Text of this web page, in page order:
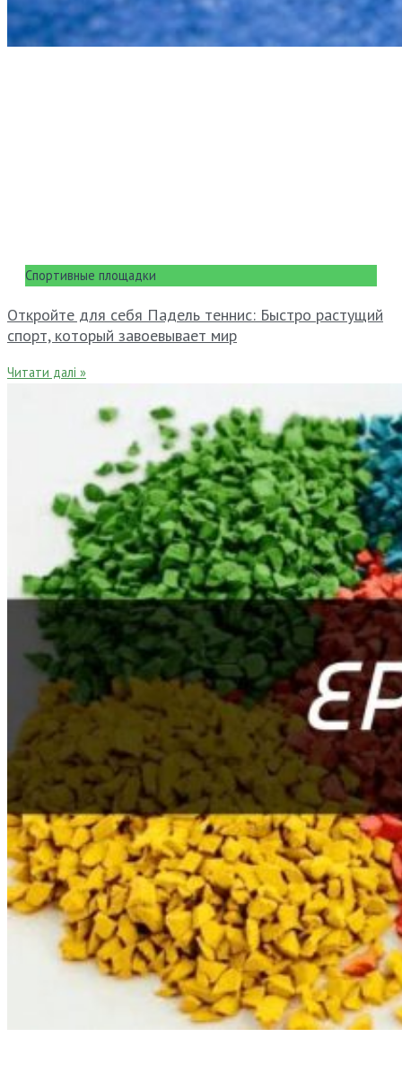
Спортивные площадки
Откройте для себя Падель теннис: Быстро растущий
спорт, который завоевывает мир
Читати далі »